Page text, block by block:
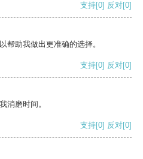
支持[0] 反对[0]
帮助我做出更准确的选择。
支持[0] 反对[0]
消磨时间。
支持[0] 反对[0]